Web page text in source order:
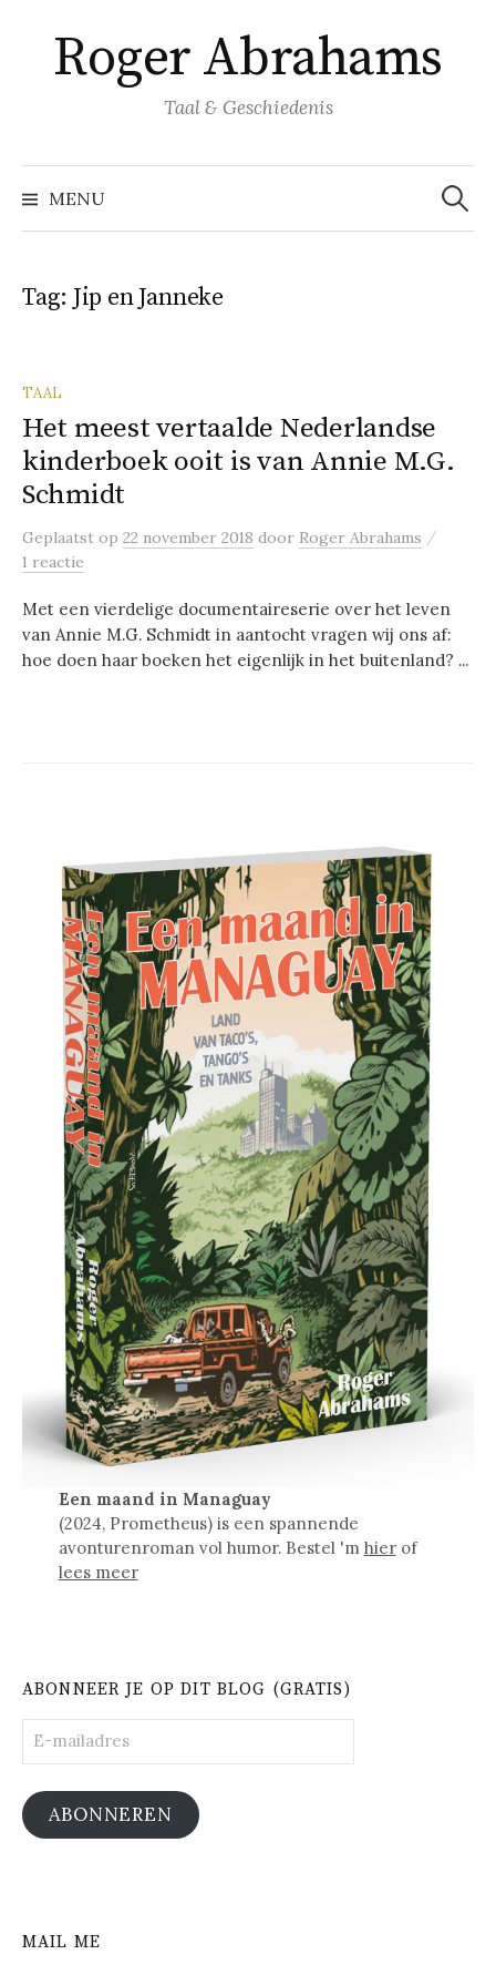
inhoud
springen
Roger Abrahams
Taal & Geschiedenis
MENU
Zoeken
naar:
Tag: Jip en Janneke
TAAL
Het meest vertaalde Nederlandse
kinderboek ooit is van Annie M.G.
Schmidt
Geplaatst op 22 november 2018 door Roger Abrahams /
1 reactie
Met een vierdelige documentaireserie over het leven
van Annie M.G. Schmidt in aantocht vragen wij ons af:
hoe doen haar boeken het eigenlijk in het buitenland? ...
Een maand in Managuay
(2024, Prometheus) is een spannende
avonturenroman vol humor. Bestel 'm hierof
lees meer
ABONNEER JE OP DIT BLOG (GRATIS)
mailadres
ABONNEREN
MAIL ME